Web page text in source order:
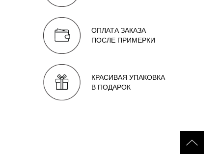
ОПЛАТА ЗАКАЗА
ПОСЛЕ ПРИМЕРКИ
КРАСИВАЯ УПАКОВКА
В ПОДАРОК